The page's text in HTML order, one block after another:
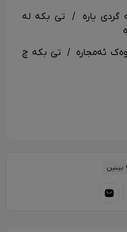
گردی یارە / تێ بکە لە
ئەمجارە / تێ بکە چ